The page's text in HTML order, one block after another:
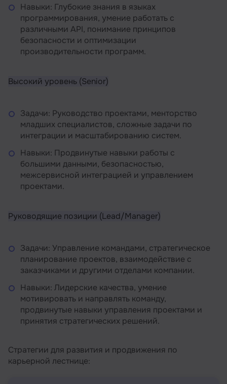
Навыки: Глубокие знания в языках
программирования, умение работать с
различными API, понимание принципов
безопасности и оптимизации
производительности программ.
Высокий уровень (Senior)
Задачи: Руководство проектами, менторство
младших специалистов, сложные задачи по
интеграции и масштабированию систем.
Навыки: Продвинутые навыки работы с
большими данными, безопасностью,
межсервисной интеграцией и управлением
проектами.
Руководящие позиции (Lead/Manager)
Задачи: Управление командами, стратегическое
планирование проектов, взаимодействие с
заказчиками и другими отделами компании.
Навыки: Лидерские качества, умение
мотивировать и направлять команду,
продвинутые навыки управления проектами и
принятия стратегических решений.
Стратегии для развития и продвижения по
карьерной лестнице: